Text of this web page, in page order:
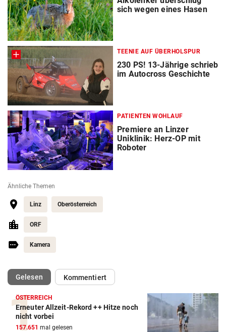
sich wegen eines Hasen
TEENIE AUF ÜBERHOLSPUR
230 PS! 13-Jährige schrieb
im Autocross Geschichte
PATIENTEN WOHLAUF
Premiere an Linzer
Uniklinik: Herz-OP mit
Roboter
Ähnliche Themen
Linz Oberösterreich
ORF
Kamera
Gelesen(ausgewählt)Kommentiert
ÖSTERREICH
Erneuter Allzeit-Rekord ++ Hitze noch
nicht vorbei
157.651 mal gelesen